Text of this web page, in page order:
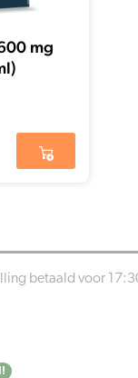
mg
betaald voor